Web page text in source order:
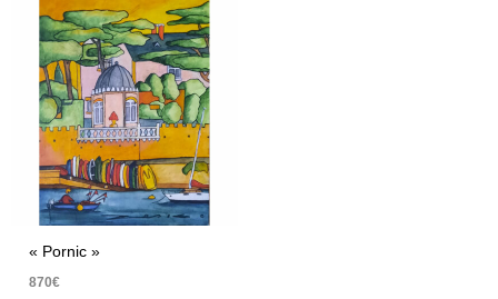
« Pornic »
870€